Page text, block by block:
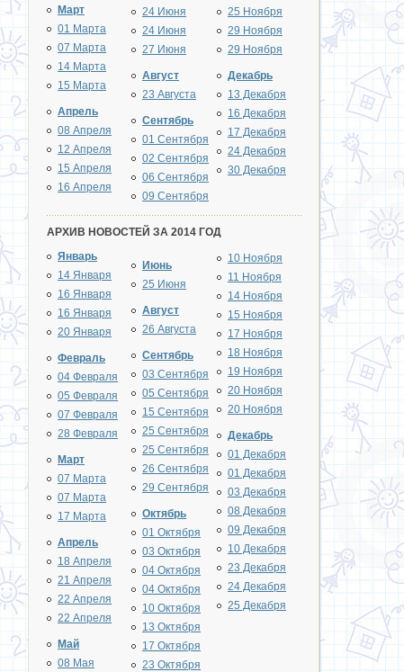
Март
01 Марта
07 Марта
14 Марта
15 Марта
Апрель
08 Апреля
12 Апреля
15 Апреля
16 Апреля
24 Июня
24 Июня
27 Июня
Август
23 Августа
Сентябрь
01 Сентября
02 Сентября
06 Сентября
09 Сентября
25 Ноября
29 Ноября
29 Ноября
Декабрь
13 Декабря
16 Декабря
17 Декабря
24 Декабря
30 Декабря
АРХИВ НОВОСТЕЙ ЗА 2014 ГОД
Январь
14 Января
16 Января
16 Января
20 Января
Февраль
04 Февраля
05 Февраля
07 Февраля
28 Февраля
Март
07 Марта
07 Марта
17 Марта
Апрель
18 Апреля
21 Апреля
22 Апреля
22 Апреля
Май
08 Мая
Июнь
25 Июня
Август
26 Августа
Сентябрь
03 Сентября
05 Сентября
15 Сентября
25 Сентября
25 Сентября
26 Сентября
29 Сентября
Октябрь
01 Октября
03 Октября
04 Октября
04 Октября
10 Октября
13 Октября
17 Октября
23 Октября
10 Ноября
11 Ноября
14 Ноября
15 Ноября
17 Ноября
18 Ноября
19 Ноября
20 Ноября
20 Ноября
Декабрь
01 Декабря
01 Декабря
03 Декабря
08 Декабря
09 Декабря
10 Декабря
23 Декабря
24 Декабря
25 Декабря